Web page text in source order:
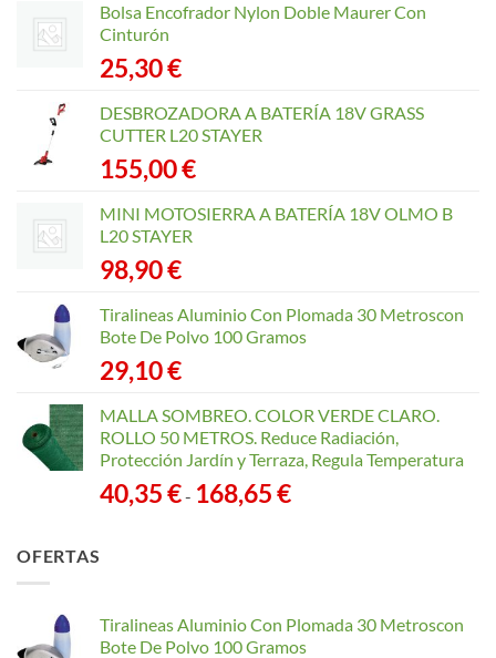
Bolsa Encofrador Nylon Doble Maurer Con
Cinturón
25,30€
DESBROZADORA A BATERÍA 18V GRASS
CUTTER L20 STAYER
155,00€
MINI MOTOSIERRA A BATERÍA 18V OLMO B
L20 STAYER
98,90€
Tiralineas Aluminio Con Plomada 30 Metroscon
Bote De Polvo 100 Gramos
29,10€
MALLA SOMBREO. COLOR VERDE CLARO.
ROLLO 50 METROS. Reduce Radiación,
Protección Jardín y Terraza, Regula Temperatura
40,35€- 168,65€Rango
168,65 €
OFERTAS
Tiralineas Aluminio Con Plomada 30 Metroscon
Bote De Polvo 100 Gramos